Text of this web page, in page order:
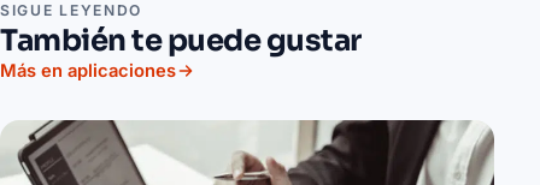
SIGUE LEYENDO
También te puede gustar
Más en aplicaciones